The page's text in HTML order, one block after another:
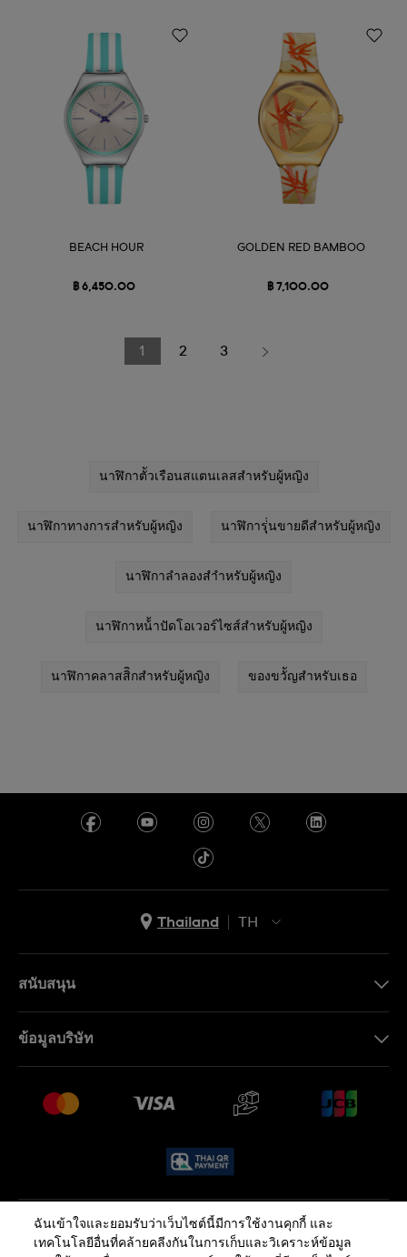
BEACH HOUR
฿ 6,450.00
GOLDEN RED BAMBOO
฿ 7,100.00
1 2 3
นาฬิกาตััวเรือนสแตนเลสสำหรับผู้หญิง
นาฬิกาทางการสำหรับผู้หญิง นาฬิการุุ่่นขายดีสำหรับผู้หญิง
นาฬิกาลำลองสำำหรับผู้หญิง
นาฬิกาหน้้าปัดโอเวอร์ไซส์สำหรับผู้หญิง
นาฬิกาคลาสสิิกสำหรับผู้หญิง ของขวััญสำหรับเธอ
Thailand
TH
สนับสนุน
คำถามที่พบบ่อย (FAQ)
เงื่อนไขหลังการขาย
ข้อมูลบริษัท
งาน
นโยบายความเป็นส่วนตัว นโยบายคุกกี้
ฉันเข้าใจและยอมรับว่าเว็บไซต์นี้มีการใช้งานคุกกี้ และ
เทคโนโลยีอื่นที่คล้ายคลีงกันในการเก็บและวิเคราะห์ข้อมูล